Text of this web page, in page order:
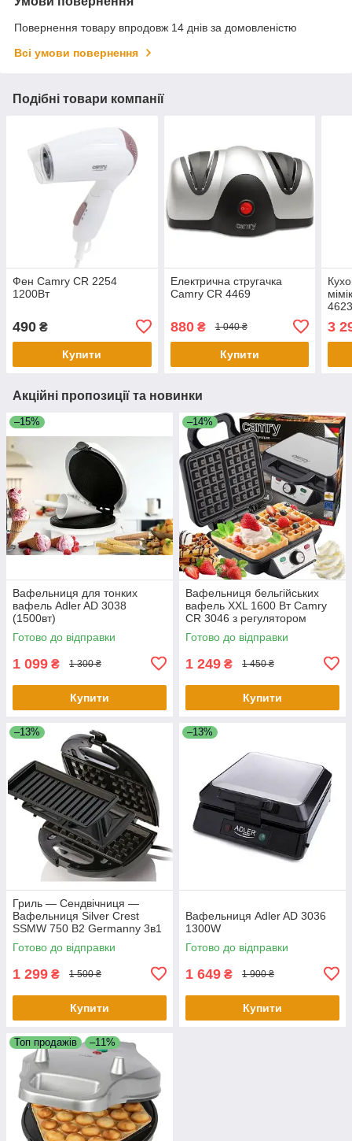
Повернення товару впродовж 14 днів за домовленістю
Всі умови повернення
Подібні товари компанії
Фен Camry CR 2254
1200Вт
490 ₴
Купити
Електрична стругачка
Camry CR 4469
880₴ 1 040 ₴
Купити
3
Акційні пропозиції та новинки
–15%
Вафельниця для тонких
вафель Adler AD 3038
(1500вт)
Готово до відправки
1 099 ₴ 1 300 ₴
Купити
–14%
Вафельниця бельгійських
вафель XXL 1600 Вт Camry
CR 3046 з регулятором
Готово до відправки
1 249 ₴ 1 450 ₴
Купити
–13%
Гриль — Сендвічниця —
Вафельниця Silver Crest
SSMW 750 B2 Germanny 3в1
Бутербродниця
Готово до відправки
1 299 ₴ 1 500 ₴
Купити
–13%
Вафельниця Adler AD 3036
1300W
Готово до відправки
1 649 ₴ 1 900 ₴
Купити
Топ продажів –11%